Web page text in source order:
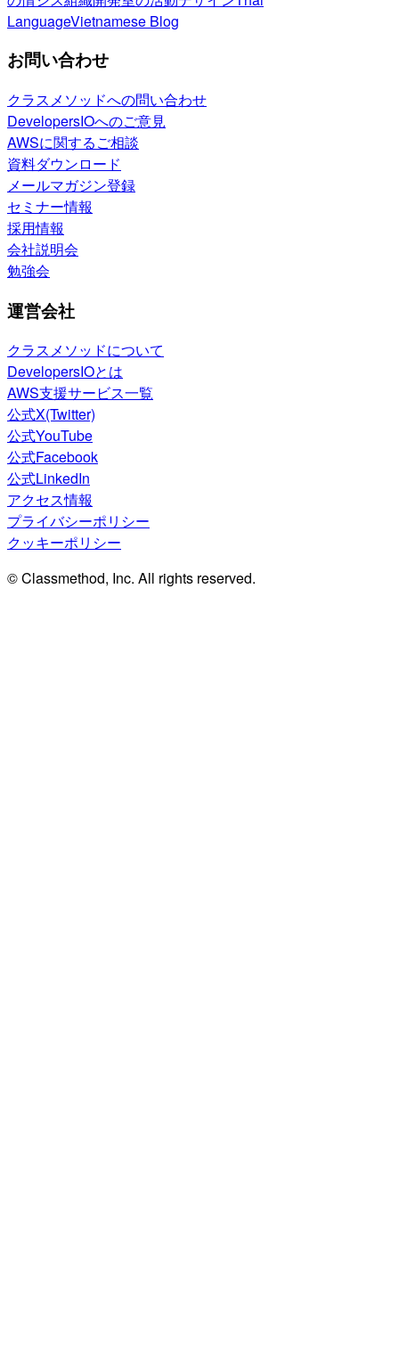
LanguageVietnamese Blog
お問い合わせ
クラスメソッドへの問い合わせ
DevelopersIOへのご意見
AWSに関するご相談
資料ダウンロード
メールマガジン登録
セミナー情報
採用情報
会社説明会
勉強会
運営会社
クラスメソッドについて
DevelopersIOとは
AWS支援サービス一覧
公式X(Twitter)
公式YouTube
公式Facebook
公式LinkedIn
アクセス情報
プライバシーポリシー
クッキーポリシー
© Classmethod, Inc. All rights reserved.